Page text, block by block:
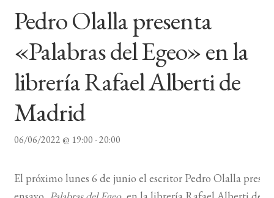
ACTUALIDAD
menú
PODCAST
LA EDITORIAL
BUSCAR
Pedro Olalla presenta
«Palabras del Egeo» en la
librería Rafael Alberti de
Madrid
06/06/2022 @ 19:00-20:00
El próximo lunes 6 de junio el escritor Pedro Olalla